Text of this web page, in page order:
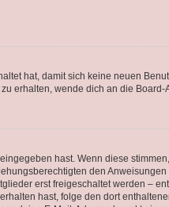
hat, damit sich keine neuen
erhalten, wende dich an die Board-
hast. Wenn diese
den
erst freigeschaltet werden –
hast, folge den dort